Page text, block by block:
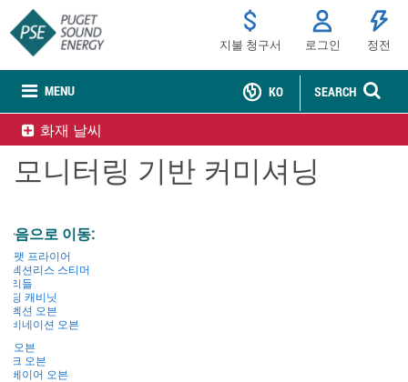
MENU
지불 청구서 로그인 정전
SEARCH
KO
화재 날씨
모니터링 기반 커미셔닝
다음으로 이동:
딥 팻 프라이어
커넥션리스 스티머
그리들
홀딩 캐비닛
컨벡션 오븐
콤비네이션 오븐
랙 오븐
데크 오븐
컨베이어 오븐